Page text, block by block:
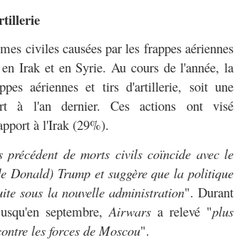
civiles causées par les frappes aériennes
Irak et en Syrie. Au cours de l'année, la
aériennes et tirs d'artillerie, soit une
à l'an dernier. Ces actions ont visé
à l'Irak (29%).
précédent de morts civils coïncide avec le
Donald) Trump et suggère que la politique
sous la nouvelle administration". Durant
septembre,Airwars a relevé "plus
les forces de Moscou".